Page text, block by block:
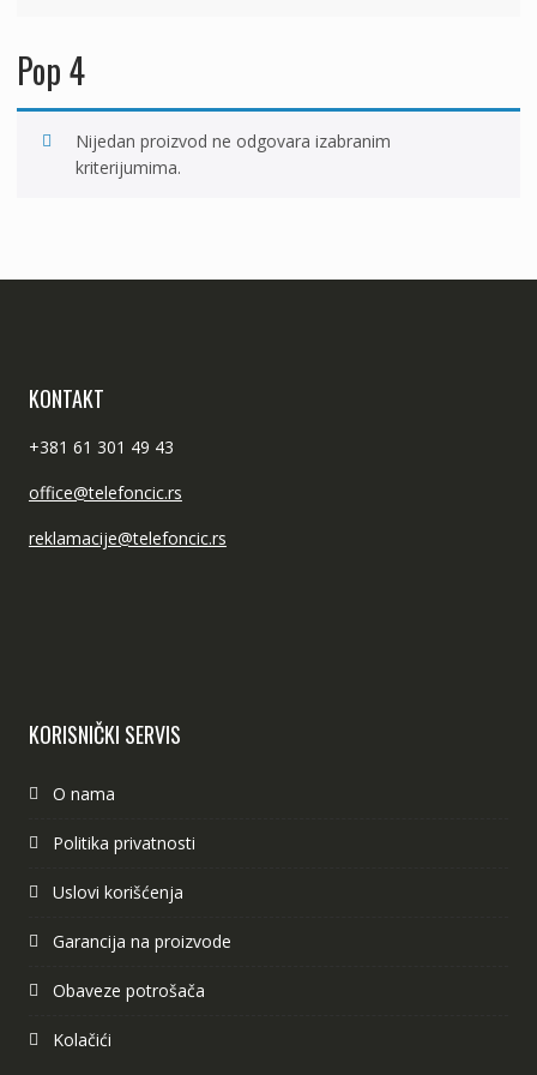
Pop 4
Nijedan proizvod ne odgovara izabranim
kriterijumima.
KONTAKT
+381 61 301 49 43
office@telefoncic.rs
reklamacije@telefoncic.rs
KORISNIČKI SERVIS
O nama
Politika privatnosti
Uslovi korišćenja
Garancija na proizvode
Obaveze potrošača
Kolačići